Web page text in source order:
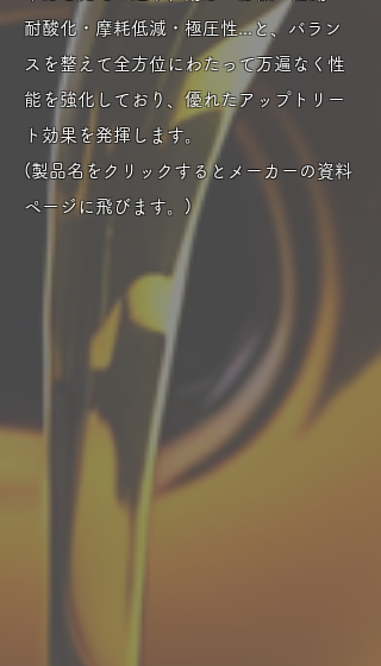
耐酸化・摩耗低減・極圧性...と、バラン
スを整えて全方位にわたって万遍なく性
能を強化しており、優れたアップトリー
ト効果を発揮します。
(製品名をクリックするとメーカーの資料
ページに飛びます。)